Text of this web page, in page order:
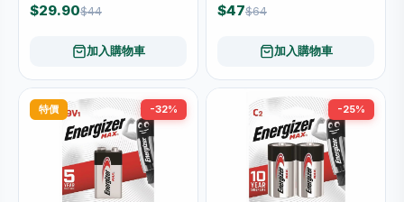
$29.90$44
加入購物車
$47$64
加入購物車
特價 -32% -25%